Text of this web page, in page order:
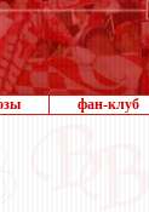
фан-клуб